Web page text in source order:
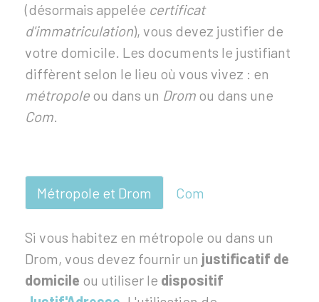
(désormais appelée certificat
d'immatriculation), vous devez justifier de
votre domicile. Les documents le justifiant
diffèrent selon le lieu où vous vivez : en
métropole ou dans un Drom ou dans une
Com.
Métropole et Drom Com
Si vous habitez en métropole ou dans un
Drom, vous devez fournir un justificatif de
domicile ou utiliser le dispositif